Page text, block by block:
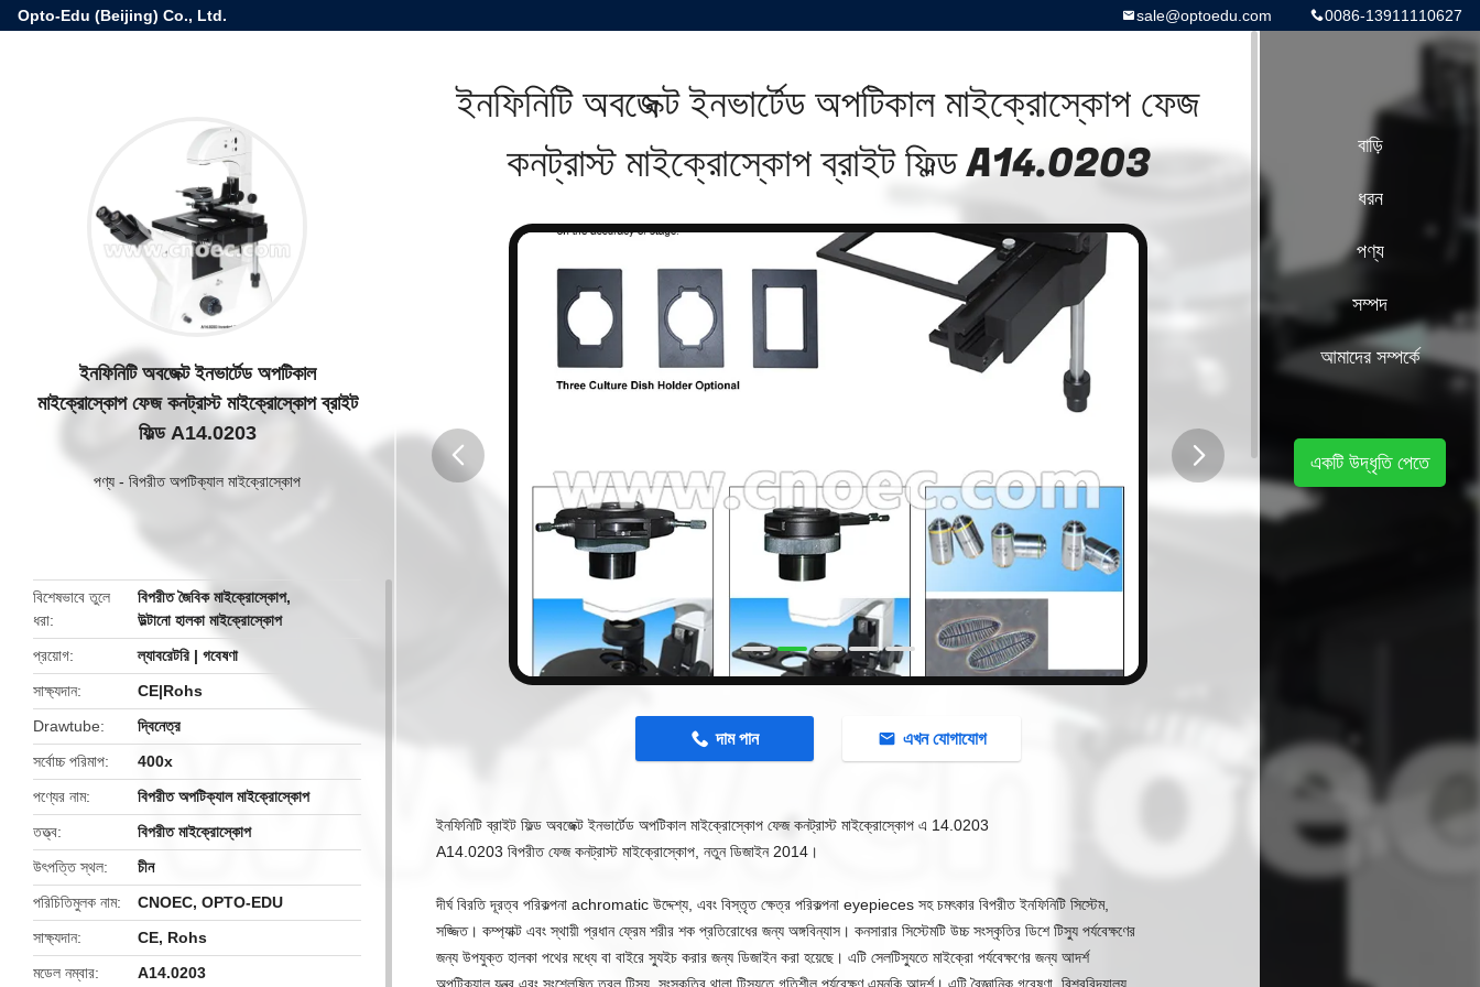
Opto-Edu (Beijing) Co., Ltd. 0086-13911110627
sale@optoedu.com
ইনফিনিটি অবজেক্ট ইনভার্টেড অপটিকাল
মাইক্রোস্কোপ ফেজ কনট্রাস্ট মাইক্রোস্কোপ ব্রাইট
ফিল্ড A14.0203
পণ্য - বিপরীত অপটিক্যাল মাইক্রোস্কোপ
বিশেষভাবে তুলে
ধরা
বিপরীত জৈবিক মাইক্রোস্কোপ,
উল্টানো হালকা মাইক্রোস্কোপ
প্রয়োগ
ল্যাবরেটরি | গবেষণা
সাক্ষ্যদান
CE|Rohs
Drawtube
দ্বিনেত্র
সর্বোচ্চ পরিমাপ
400x
পণ্যের নাম
বিপরীত অপটিক্যাল মাইক্রোস্কোপ
তত্ত্ব
বিপরীত মাইক্রোস্কোপ
উৎপত্তি স্থল
চীন
পরিচিতিমুলক নাম
CNOEC, OPTO-EDU
সাক্ষ্যদান
CE, Rohs
মডেল নম্বার
A14.0203
ইনফিনিটি অবজেক্ট ইনভার্টেড অপটিকাল মাইক্রোস্কোপ ফেজ
কনট্রাস্ট মাইক্রোস্কোপ ব্রাইট ফিল্ড A14.0203
button
দাম পান এখন যোগাযোগ
ইনফিনিটি ব্রাইট ফিল্ড অবজেক্ট ইনভার্টেড অপটিকাল মাইক্রোস্কোপ ফেজ কনট্রাস্ট মাইক্রোস্কোপ এ 14.0203
A14.0203 বিপরীত ফেজ কনট্রাস্ট মাইক্রোস্কোপ, নতুন ডিজাইন 2014।
দীর্ঘ বিরতি দূরত্ব পরিকল্পনা achromatic উদ্দেশ্য, এবং বিস্তৃত ক্ষেত্র পরিকল্পনা eyepieces সহ চমৎকার বিপরীত ইনফিনিটি সিস্টেম,
সজ্জিত। কম্প্যাক্ট এবং স্থায়ী প্রধান ফ্রেম শরীর শক প্রতিরোধের জন্য অঙ্গবিন্যাস। কনসারার সিস্টেমটি উচ্চ সংস্কৃতির ডিশে টিস্যু পর্যবেক্ষণের
জন্য উপযুক্ত হালকা পথের মধ্যে বা বাইরে স্যুইচ করার জন্য ডিজাইন করা হয়েছে। এটি সেলটিস্যুতে মাইক্রো পর্যবেক্ষণের জন্য আদর্শ
বাড়ি
ধরন
পণ্য
সম্পদ
আমাদের সম্পর্কে
একটি উদ্ধৃতি পেতে